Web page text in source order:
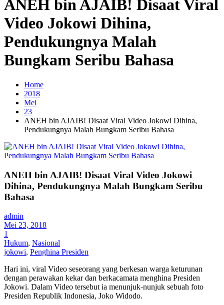
ANEH bin AJAIB! Disaat Viral
Video Jokowi Dihina,
Pendukungnya Malah
Bungkam Seribu Bahasa
Home
2018
Mei
23
ANEH bin AJAIB! Disaat Viral Video Jokowi Dihina,
Pendukungnya Malah Bungkam Seribu Bahasa
ANEH bin AJAIB! Disaat Viral Video Jokowi
Dihina, Pendukungnya Malah Bungkam Seribu
Bahasa
admin
Mei 23, 2018
1
Hukum, Nasional
jokowi, Penghina Presiden
Hari ini, viral Video seseorang yang berkesan warga keturunan
dengan perawakan kekar dan berkacamata menghina Presiden
Jokowi. Dalam Video tersebut ia menunjuk-nunjuk sebuah foto
Presiden Republik Indonesia, Joko Widodo.